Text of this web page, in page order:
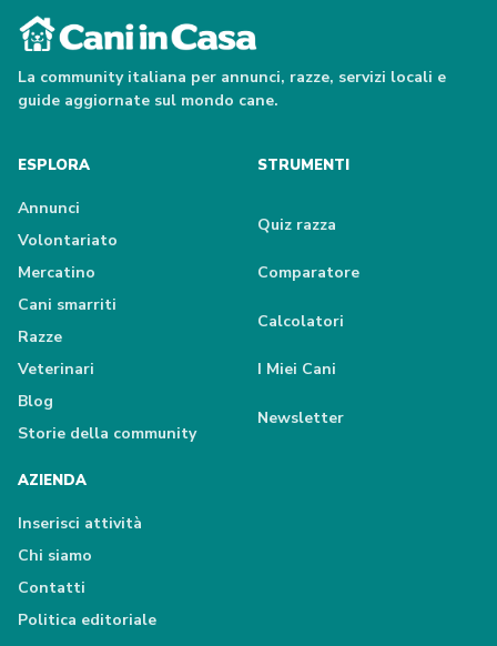
La community italiana per annunci, razze, servizi locali e
guide aggiornate sul mondo cane.
ESPLORA
Annunci
Volontariato
Mercatino
Cani smarriti
Razze
Veterinari
Blog
Storie della community
STRUMENTI
Quiz razza
Comparatore
Calcolatori
I Miei Cani
Newsletter
AZIENDA
Inserisci attività
Chi siamo
Contatti
Politica editoriale